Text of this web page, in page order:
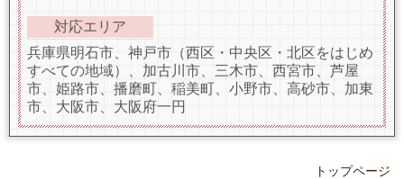
対応エリア
兵庫県明石市、神戸市（西区・中央区・北区をはじめ
すべての地域）、加古川市、三木市、西宮市、芦屋
市、姫路市、播磨町、稲美町、小野市、高砂市、加東
市、大阪市、大阪府一円
トップページ